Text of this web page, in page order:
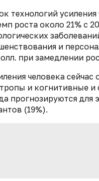
технологий
роста около 21% с
и
при замедлении
человека
и когнитивные и
прогнозируются для
(19%).